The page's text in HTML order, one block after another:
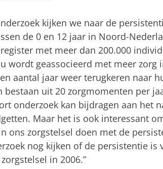
kijken we naar de
de 0 en 12 jaar in Noord-
met meer dan 200.000
wordt geassocieerd met meer zorg
aantal jaar weer terugkeren naar
bestaan uit 20 zorgmomenten per
onderzoek kan bijdragen aan het
Maar het is ook interessant
ons zorgstelsel doen met de
nog kijken of de persistentie is
in 2006.”